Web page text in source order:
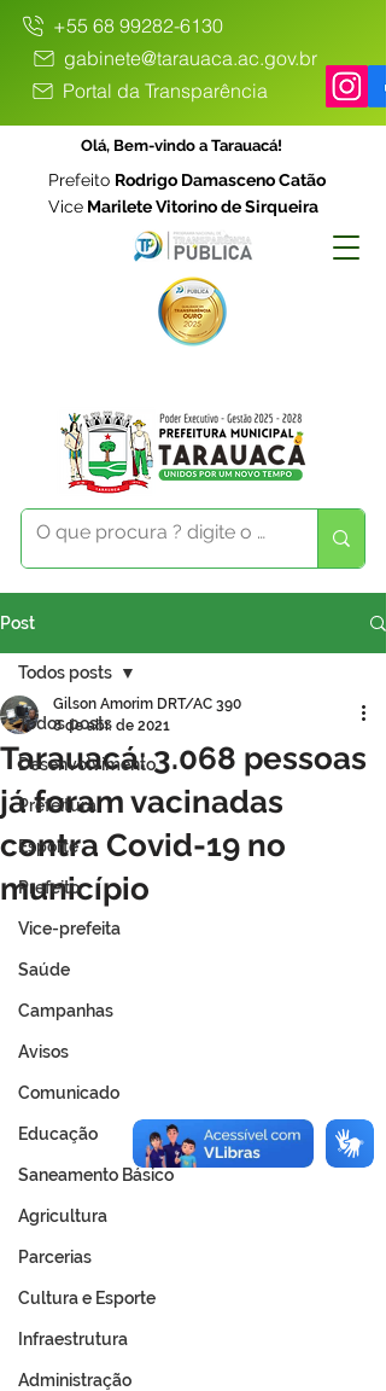
+55 68 99282-6130
gabinete@tarauaca.ac.gov.br
Portal da Transparência
Olá, Bem-vindo a Tarauacá!
Prefeito Rodrigo Damasceno Catão
Vice Marilete Vitorino de Sirqueira
Post
Todos posts
Desenvolvimento
Prefeitura
Esporte
Prefeito
Vice-prefeita
Saúde
Campanhas
Avisos
Comunicado
Educação
Saneamento Básico
Agricultura
Parcerias
Cultura e Esporte
Infraestrutura
Administração
Todos posts
Tarauacá: 3.068 pessoas
já foram vacinadas
contra Covid-19 no
município
Gilson Amorim DRT/AC 390
8 de abr. de 2021